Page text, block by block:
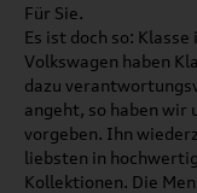
Für Sie.
Es ist doch so:
Volkswagen haben
dazu
angeht, so haben wir
vorgeben. Ihn
liebsten in
Kollektionen. Die